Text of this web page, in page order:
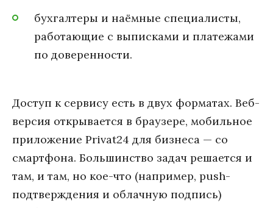
бухгалтеры и наёмные специалисты,
работающие с выписками и платежами
по доверенности.
Доступ к сервису есть в двух форматах. Веб-
версия открывается в браузере, мобильное
приложение Privat24 для бизнеса — со
смартфона. Большинство задач решается и
там, и там, но кое-что (например, push-
подтверждения и облачную подпись)